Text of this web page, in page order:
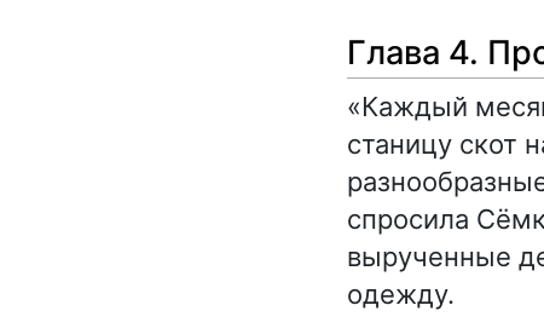
Глава 4.
«Каждый
станицу скот
спросила
вырученные
одежду.